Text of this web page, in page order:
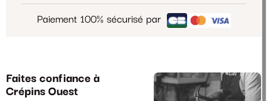
Paiement 100% sécurisé par
Faites confiance à
Crépins Ouest